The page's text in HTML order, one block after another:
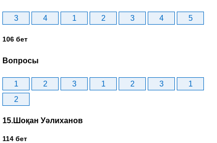
3 4 1 2 3 4 5
106 бет
Вопросы
1 2 3 1 2 3
1
2
15.Шоқан Уәлиханов
114 бет